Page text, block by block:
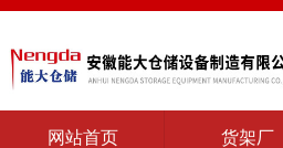
网站首页 货架厂